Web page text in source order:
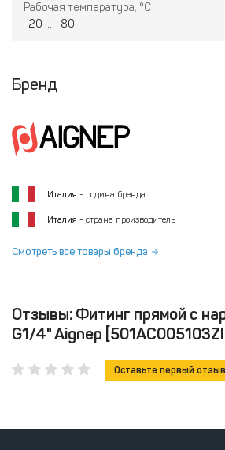
Рабочая температура, °C
-20 ... +80
Бренд
Италия - родина бренда
Италия - страна производитель
Смотреть все товары бренда
Отзывы: Фитинг прямой с
G1/4" Aignep
Оставьте первый отзыв